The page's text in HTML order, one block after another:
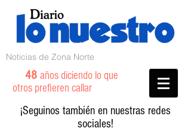
Noticias de Zona Norte
48 años diciendo lo que
otros prefieren callar
¡Seguinos también en nuestras redes
sociales!